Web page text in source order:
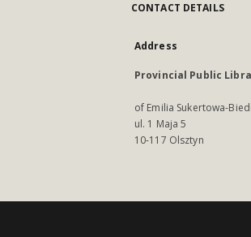
CONTACT DETAILS
Address
Provincial Public
of Emilia Sukertowa-
ul. 1 Maja 5
10-117 Olsztyn